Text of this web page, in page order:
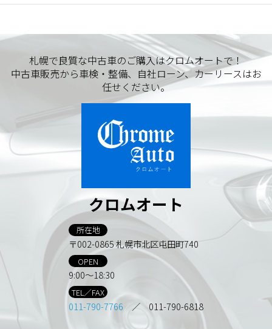
札幌で良質な中古車のご購入はクロムオートで！
中古車販売から車検・整備、自社ローン、カーリースはお
任せください。
クロムオート
所在地
〒002-0865 札幌市北区屯田町740
OPEN
9:00～18:30
TEL／FAX
011-790-7766 ／ 011-790-6818